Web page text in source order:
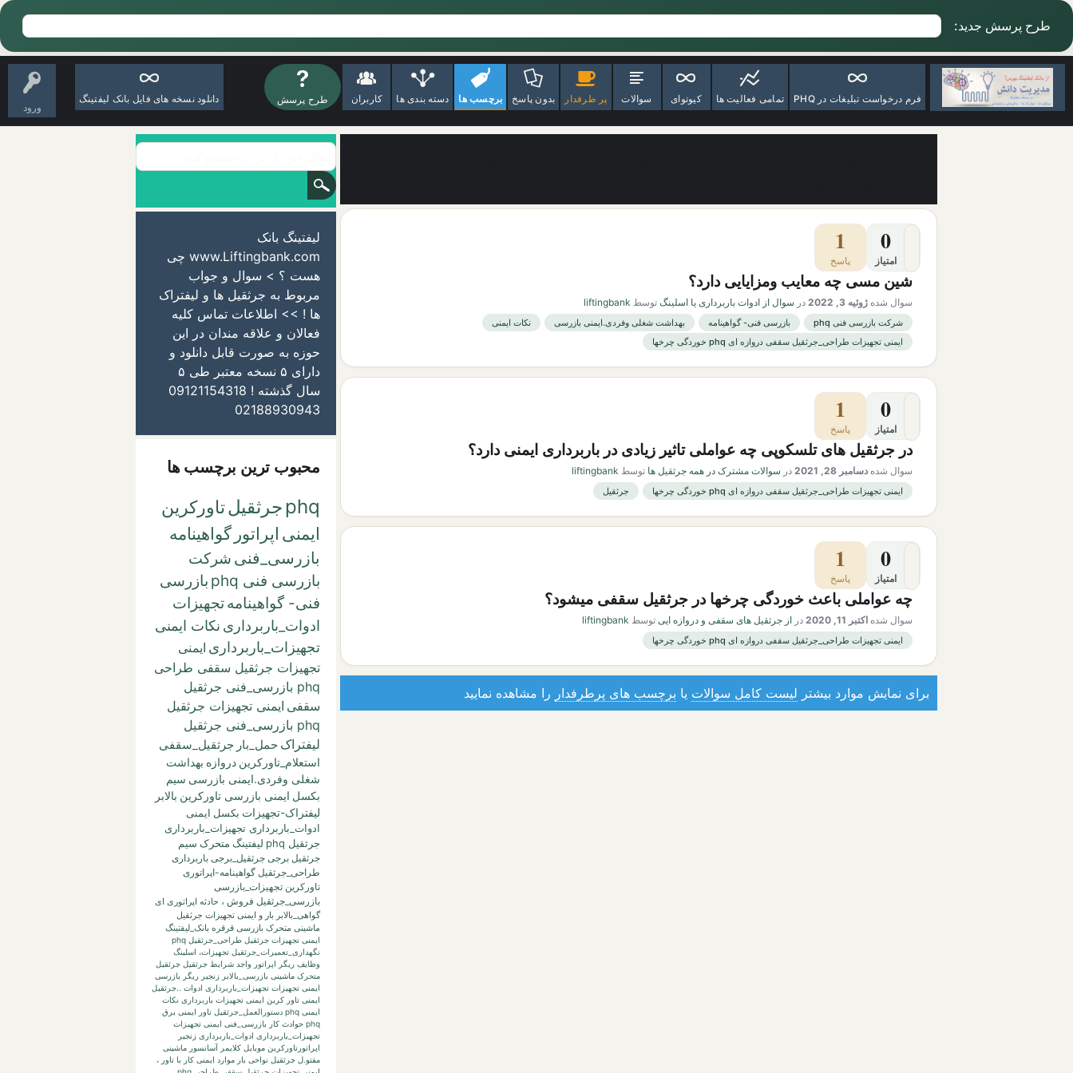
طرح پرسش جدید:
ورود
فرم درخواست تبلیغات در PHQ تمامی فعالیت ها کیوتوای سوالات پر طرفدار بدون پاسخ برچسب ها دسته بندی ها کاربران طرح پرسش دانلود نسخه های فایل بانک لیفتینگ
0
امتیاز
1
پاسخ
شین مسی چه معایب ومزایایی دارد؟
سوال شده ژوئیه 3, 2022 در سوال از ادوات باربرداری یا اسلینگ توسط liftingbank
شرکت بازرسی فنی phq بازرسی فنی- گواهینامه بهداشت شغلی وفردی.ایمنی بازرسی
نکات ایمنی
ایمنی تجهیزات طراحی_جرثقیل سقفی دروازه ای phq خوردگی چرخها
0
امتیاز
1
پاسخ
در جرثقیل های تلسکوپی چه عواملی تاثیر زیادی در باربرداری ایمنی دارد؟
سوال شده دسامبر 28, 2021 در سوالات مشترک در همه جرثقیل ها توسط liftingbank
ایمنی تجهیزات طراحی_جرثقیل سقفی دروازه ای phq خوردگی چرخها جرثقیل
0
امتیاز
1
پاسخ
چه عواملی باعث خوردگی چرخها در جرثقیل سقفی میشود؟
سوال شده اکتبر 11, 2020 در از جرثقیل های سقفی و دروازه ایی توسط liftingbank
ایمنی تجهیزات طراحی_جرثقیل سقفی دروازه ای phq خوردگی چرخها
برای نمایش موارد بیشتر لیست کامل سوالات یا برچسب های پرطرفدار را مشاهده نمایید
لیفتینگ بانک
www.Liftingbank.com چی
هست ؟ > سوال و جواب
مربوط به جرثقیل ها و لیفتراک
ها ! >> اطلاعات تماس کلیه
فعالان و علاقه مندان در این
حوزه به صورت قابل دانلود و
دارای ۵ نسخه معتبر طی ۵
سال گذشته ! 09121154318
02188930943
محبوب ترین برچسب ها
phqجرثقیلتاورکرین
ایمنی اپراتور گواهینامه
بازرسی_فنی شرکت
بازرسی فنی phq
بازرسی
فنی- گواهینامهتجهیزات
ادوات_باربرداری نکات ایمنی
تجهیزات_باربرداری ایمنی
تجهیزات جرثقیل سقفی طراحی
phq بازرسی_فنی جرثقیل
سقفی ایمنی تجهیزات جرثقیل
phq بازرسی_فنی جرثقیل
لیفتراک حمل_بار جرثقیل_سقفی
استعلام_تاورکرین دروازه بهداشت
شغلی وفردی.ایمنی بازرسی سیم
بکسل ایمنی بازرسی تاورکرین بالابر
لیفتراک-تجهیزات بکسل ایمنی
ادوات_باربرداری تجهیزات_باربرداری
جرثقیل phq
لیفتینگ متحرک سیم
جرثقیل برجی جرثقیل_برجی باربرداری
طراحی_جرثقیل گواهینامه-اپراتوری
تاورکرین تجهیزات_بازرسی
بازرسی_جرثقیل فروش ، حادثه اپراتوری ای
گواهی_بالابر بار و ایمنی تجهیزات جرثقیل
ماشینی متحرک بازرسی قرقره بانک_لیفتینگ
ایمنی تجهیزات جرثقیل طراحی_جرثقیل phq
نگهداری_تعمیرات_جرثقیل تجهیزات، اسلینگ
وظایف ریگر اپراتور واجد شرایط جرثقیل جرثقیل
متحرک ماشینی بازرسی_بالابر زنجیر ریگر بازرسی
ایمنی تجهیزات تجهیزات_باربرداری ادوات ..جرثقیل
ایمنی تاور کرین ایمنی تجهیزات باربرداری نکات
ایمنی phq
دستورالعمل_جرثقیل تاور ایمنی برق
phq حوادث کار بازرسی_فنی
ایمنی تجهیزات
تجهیزات_باربرداری ادوات_باربرداری زنجیر
اپراتورتاورکرین موبایل کلایمر آسانسور ماشینی
مفتو.ل جرثقیل نواحی بار موارد ایمنی کار با تاور ،
ایمنی تجهیزات جرثقیل سقفی طراحی phq